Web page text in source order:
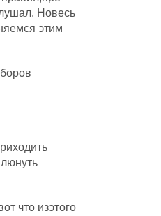
Новесь
этим
что изэтого